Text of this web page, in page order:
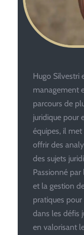
Hugo Silvestri
management
parcours de
juridique pour
équipes, il
offrir des
des sujets
Passionné
et la gestion
pratiques
dans les défis
en valorisant